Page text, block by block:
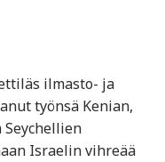
ilmasto- ja
työnsä Kenian,
Seychellien
Israelin vihreää